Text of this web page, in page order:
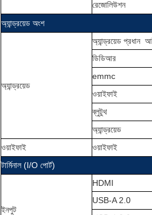
রেজোলিউশন
অ্যান্ড্রয়েড অংশ
অ্যান্ড্রয়েড
অ্যান্ড্রয়েড প্রধান
ডিডিআর
emmc
ওয়াইফাই
ব্লুটুথ
অ্যান্ড্রয়েড
ওয়াইফাই
ওয়াইফাই
টার্মিনাল (I/O পোর্ট)
ইনপুট
HDMI
USB-A 2.0